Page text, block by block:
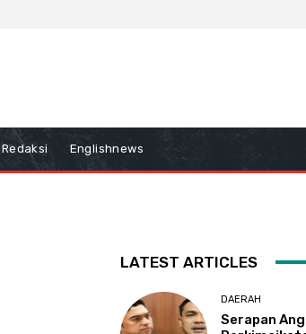
Redaksi Englishnews
LATEST ARTICLES
DAERAH
Serapan